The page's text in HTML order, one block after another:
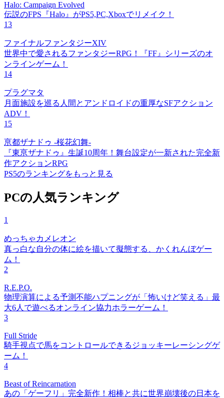
Halo: Campaign Evolved
伝説のFPS『Halo』がPS5,PC,Xboxでリメイク！
13
ファイナルファンタジーXIV
世界中で愛されるファンタジーRPG！『FF』シリーズのオ
ンラインゲーム！
14
プラグマタ
月面施設を巡る人間とアンドロイドの重厚なSFアクション
ADV！
15
亰都ザナドゥ -桜花幻舞-
『東亰ザナドゥ』生誕10周年！舞台設定が一新された完全新
作アクションRPG
PS5のランキングをもっと見る
PCの人気ランキング
1
めっちゃカメレオン
真っ白な自分の体に絵を描いて擬態する、かくれんぼゲー
ム！
2
R.E.P.O.
物理演算による予測不能ハプニングが「怖いけど笑える」最
大6人で遊べるオンライン協力ホラーゲーム！
3
Full Stride
騎手視点で馬をコントロールできるジョッキーレーシングゲ
ーム！
4
Beast of Reincarnation
あの「ゲーフリ」完全新作！相棒と共に世界崩壊後の日本を